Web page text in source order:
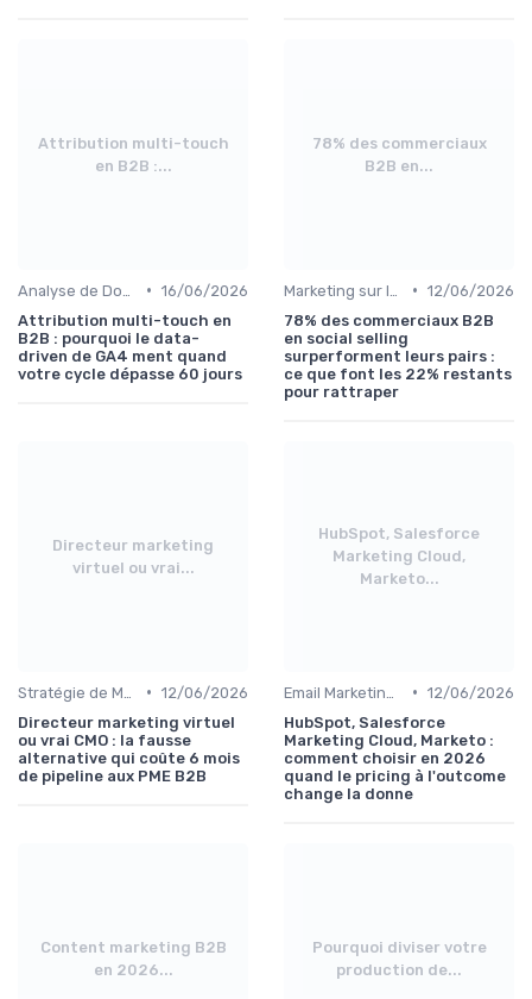
Attribution multi-touch
en B2B :...
• 16/06/2026
Attribution multi-touch en
B2B : pourquoi le data-
driven de GA4 ment quand
votre cycle dépasse 60 jours
78% des commerciaux
B2B en...
• 12/06/2026
78% des commerciaux B2B
en social selling
surperforment leurs pairs :
ce que font les 22% restants
pour rattraper
Directeur marketing
virtuel ou vrai...
• 12/06/2026
Directeur marketing virtuel
ou vrai CMO : la fausse
alternative qui coûte 6 mois
de pipeline aux PME B2B
HubSpot, Salesforce
Marketing Cloud,
Marketo...
• 12/06/2026
HubSpot, Salesforce
Marketing Cloud, Marketo :
comment choisir en 2026
quand le pricing à l'outcome
change la donne
Content marketing B2B
en 2026...
Pourquoi diviser votre
production de...